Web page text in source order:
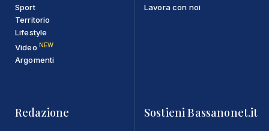
Sport
Territorio
Lifestyle
Video NEW
Argomenti
Lavora con noi
Redazione Sostieni Bassanonet.it